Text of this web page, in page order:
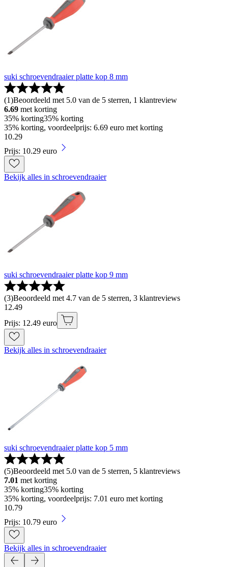
suki schroevendraaier platte kop 8 mm
(1)Beoordeeld met 5.0 van de 5 sterren, 1 klantreview
6.69 met korting
35% korting35% korting
35% korting, voordeelprijs: 6.69 euro met korting
10.29
Prijs: 10.29 euro
Bekijk alles in schroevendraaier
suki schroevendraaier platte kop 9 mm
(3)Beoordeeld met 4.7 van de 5 sterren, 3 klantreviews
12.49
Prijs: 12.49 euro
Bekijk alles in schroevendraaier
suki schroevendraaier platte kop 5 mm
(5)Beoordeeld met 5.0 van de 5 sterren, 5 klantreviews
7.01 met korting
35% korting35% korting
35% korting, voordeelprijs: 7.01 euro met korting
10.79
Prijs: 10.79 euro
Bekijk alles in schroevendraaier